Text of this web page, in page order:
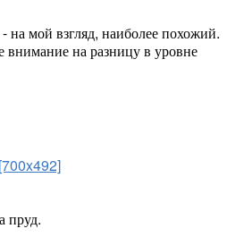
на мой взгляд, наиболее похожий.
внимание на разницу в уровне
[700x492]
пруд.